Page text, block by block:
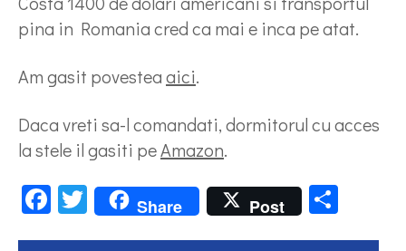
pina in Romania cred ca mai e inca pe atat.
Am gasit povesteaaici.
Daca vreti sa-l comandati, dormitorul cu acces
la stele il gasiti peAmazon.
Facebook
Twitter
Share Post